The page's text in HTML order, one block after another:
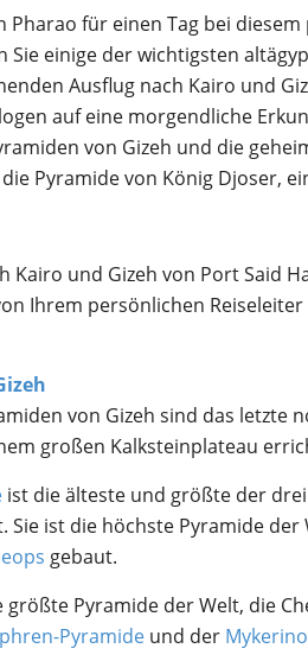
Pharao für einen Tag bei
Sie einige der wichtigsten
Ausflug nach Kairo und
auf eine morgendliche
von Gizeh und die
die Pyramide von König Djoser,
Kairo und Gizeh von Port Said
Ihrem persönlichen
von Gizeh sind das letzte
großen Kalksteinplateau
ist die älteste und größte der
Sie ist die höchste Pyramide
gebaut.
Pyramide der Welt, die
Pyramide und der